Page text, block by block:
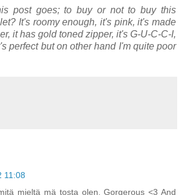
post goes; to buy or not to buy this
It's roomy enough, it's pink, it's made
it has gold toned zipper, it's G-U-C-C-I,
perfect but on other hand I'm quite poor
11:08
mieltä mä tosta olen. Gorgerous <3 And